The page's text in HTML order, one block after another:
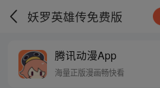
妖罗英雄传免费版
腾讯动漫App
海量正版漫画畅快看